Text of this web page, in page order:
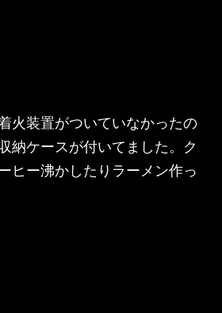
火装置がついていなかったの
納ケースが付いてました。ク
ヒー沸かしたりラーメン作っ